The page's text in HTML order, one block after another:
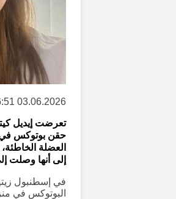
03.06.2026 16:51
تعرضت إيديل
حقن بوتوكس
إلى أنها وصلت
في إسطنبول
البوتوكس في